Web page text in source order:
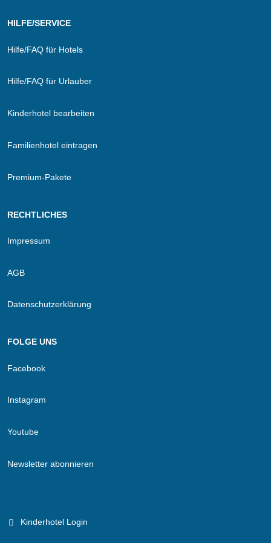
HILFE/SERVICE
Hilfe/FAQ für Hotels
Hilfe/FAQ für Urlauber
Kinderhotel bearbeiten
Familienhotel eintragen
Premium-Pakete
RECHTLICHES
Impressum
AGB
Datenschutzerklärung
FOLGE UNS
Facebook
Instagram
Youtube
Newsletter abonnieren
Kinderhotel Login